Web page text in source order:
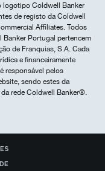
logotipo Coldwell Banker
de registo da Coldwell
Affiliates. Todos
Portugal pertencem
de Franquias, S.A. Cada
e financeiramente
responsável pelos
sendo estes da
rede Coldwell Banker®.